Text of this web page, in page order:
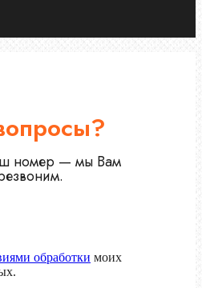
номер — мы Вам
обработки моих